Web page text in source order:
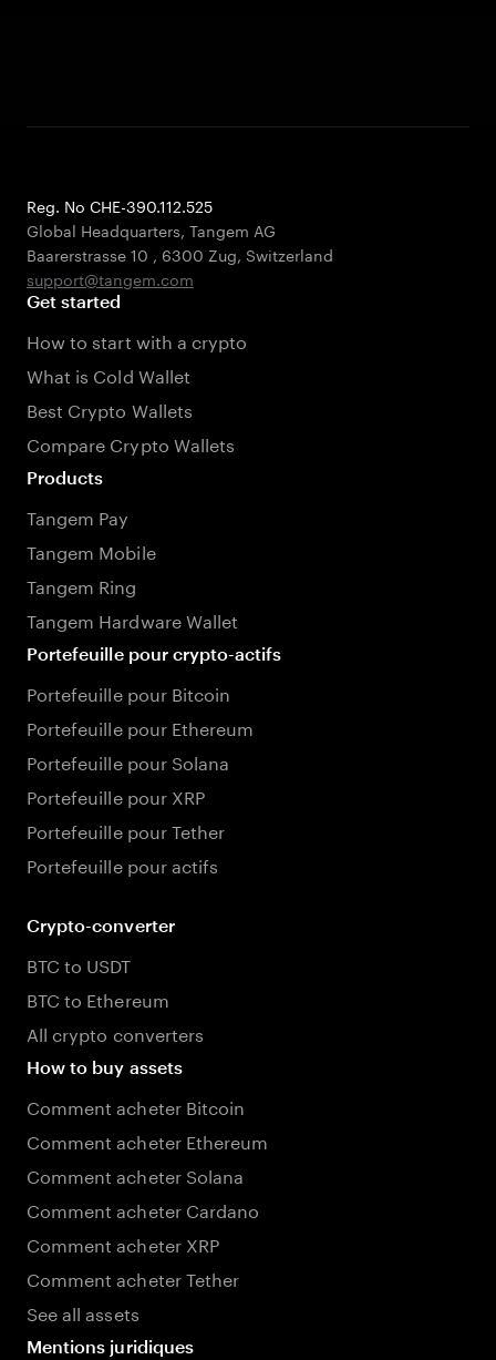
Reg. No CHE-390.112.525
Global Headquarters, Tangem AG
Baarerstrasse 10 , 6300 Zug, Switzerland
support@tangem.com
Get started
How to start with a crypto
What is Cold Wallet
Best Crypto Wallets
Compare Crypto Wallets
Products
Tangem Pay
Tangem Mobile
Tangem Ring
Tangem Hardware Wallet
Portefeuille pour crypto-actifs
Portefeuille pour Bitcoin
Portefeuille pour Ethereum
Portefeuille pour Solana
Portefeuille pour XRP
Portefeuille pour Tether
Portefeuille pour actifs
Crypto-converter
BTC to USDT
BTC to Ethereum
All crypto converters
How to buy assets
Comment acheter Bitcoin
Comment acheter Ethereum
Comment acheter Solana
Comment acheter Cardano
Comment acheter XRP
Comment acheter Tether
See all assets
Mentions juridiques